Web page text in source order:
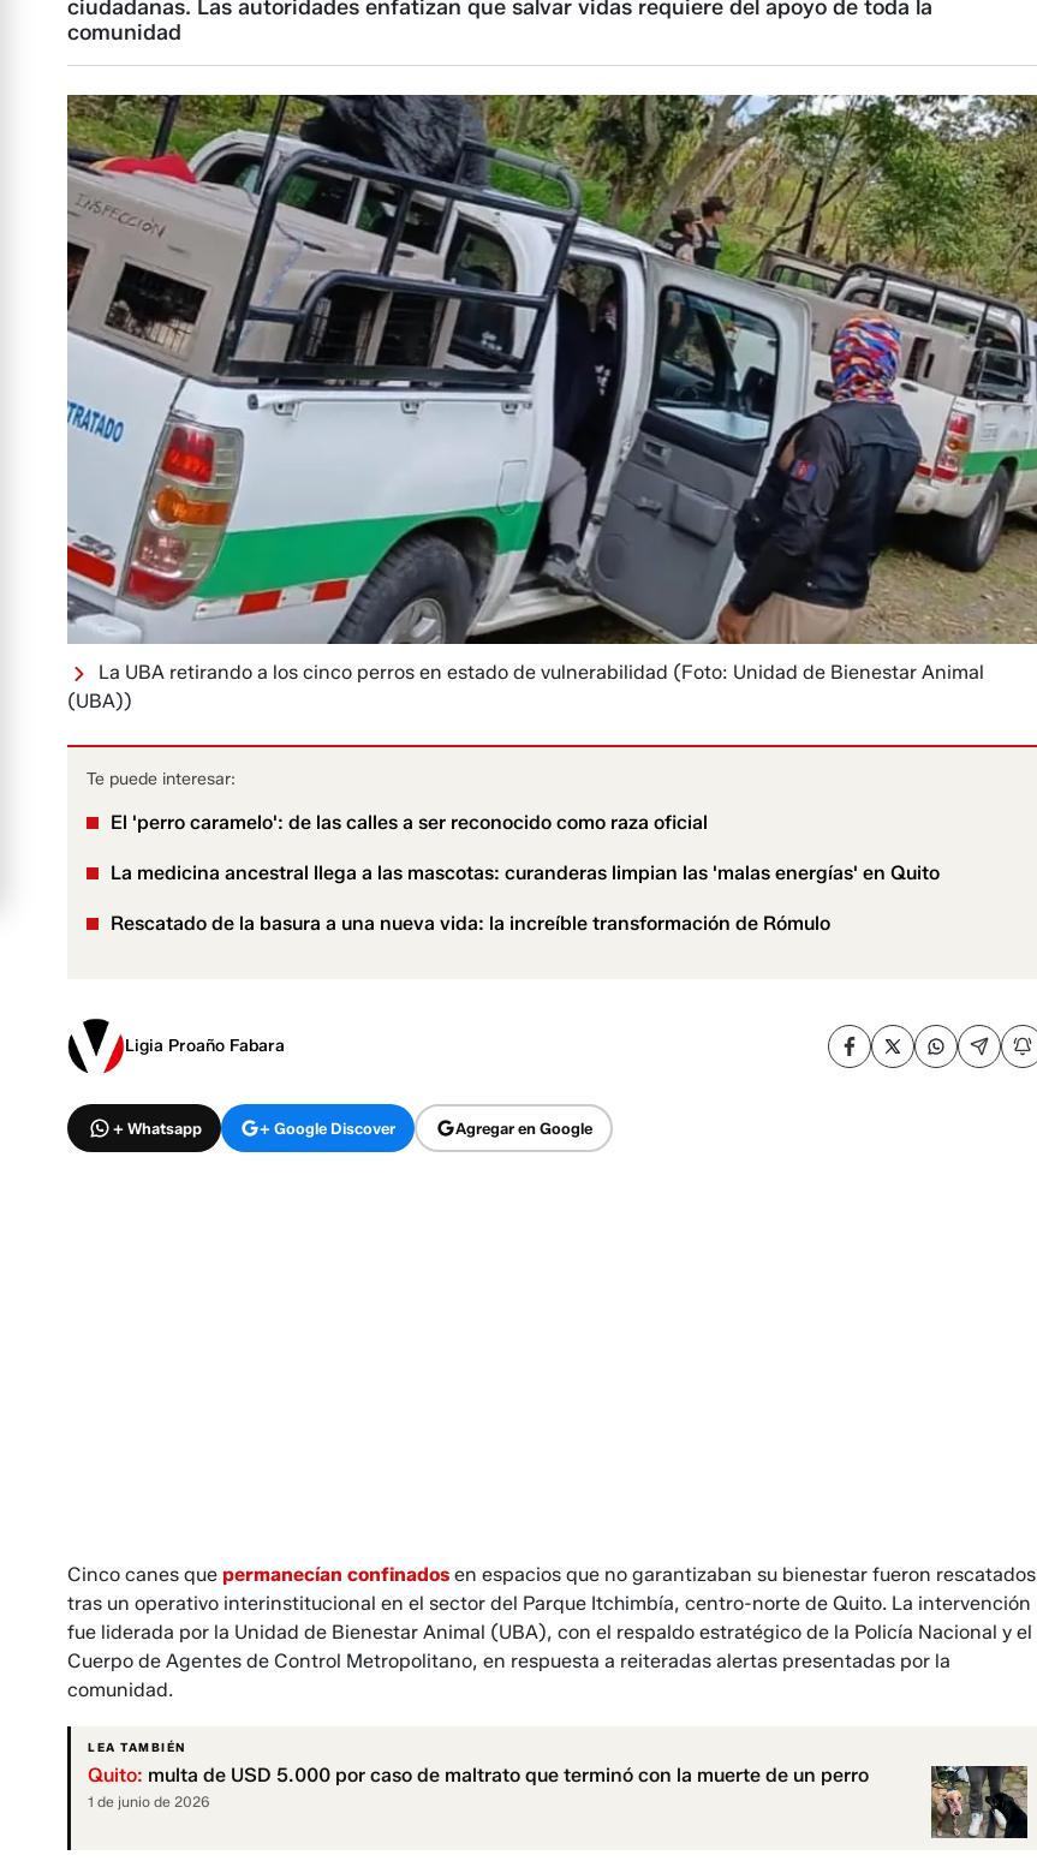
ciudadanas. Las autoridades enfatizan que salvar vidas requiere del apoyo de toda la
comunidad
La UBA retirando a los cinco perros en estado de vulnerabilidad (Foto: Unidad de Bienestar Animal
(UBA))
Te puede interesar:
El 'perro caramelo': de las calles a ser reconocido como raza oficial
La medicina ancestral llega a las mascotas: curanderas limpian las 'malas energías' en Quito
Rescatado de la basura a una nueva vida: la increíble transformación de Rómulo
Ligia Proaño Fabara
+ Whatsapp + Google Discover Agregar en Google
Cinco canes que permanecían confinados en espacios que no garantizaban su bienestar fueron rescatados
tras un operativo interinstitucional en el sector del Parque Itchimbía, centro-norte de Quito. La intervención
fue liderada por la Unidad de Bienestar Animal (UBA), con el respaldo estratégico de la Policía Nacional y el
Cuerpo de Agentes de Control Metropolitano, en respuesta a reiteradas alertas presentadas por la
comunidad.
LEA TAMBIÉN
Quito: multa de USD 5.000 por caso de maltrato que terminó con la muerte de un perro
1 de junio de 2026